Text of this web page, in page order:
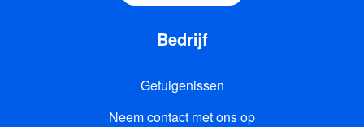
Bedrijf
Getuigenissen
Neem contact met ons op